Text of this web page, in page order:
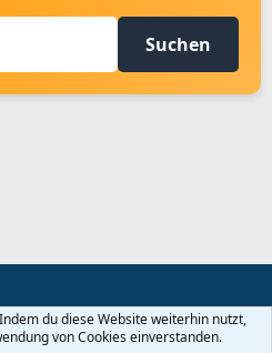
Suchen
und Regeln
Datenschutz
du diese Website weiterhin nutzt,
von Cookies einverstanden.